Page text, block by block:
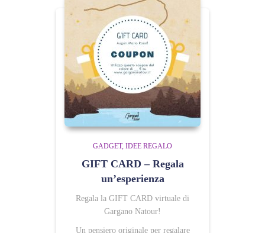
GADGET IDEE REGALO
GIFT CARD – Regala
un’esperienza
Regala la GIFT CARD virtuale di
Gargano Natour!
Un pensiero originale per regalare